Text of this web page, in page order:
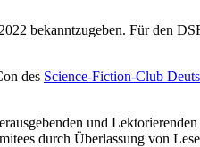
des Science-Fiction-Club
und
durch Überlassung von